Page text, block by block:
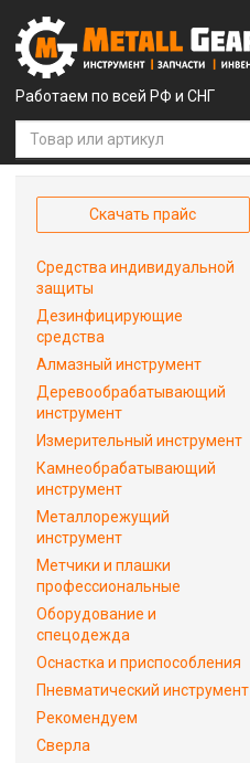
Работаем по всей РФ и СНГ
Скачать прайс
Средства индивидуальной
защиты
Дезинфицирующие
средства
Алмазный инструмент
Деревообрабатывающий
инструмент
Измерительный инструмент
Камнеобрабатывающий
инструмент
Металлорежущий
инструмент
Метчики и плашки
профессиональные
Оборудование и
спецодежда
Оснастка и приспособления
Пневматический инструмент
Рекомендуем
Сверла